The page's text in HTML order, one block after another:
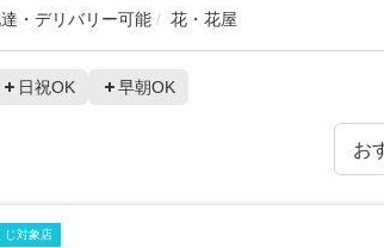
・デリバリー可能 花・花屋
日祝OK 早朝OK
じ対象店